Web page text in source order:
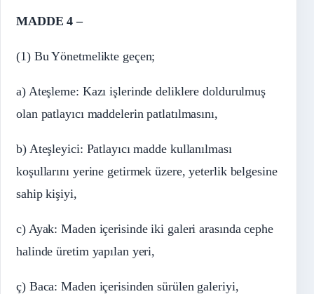
MADDE 4 –
(1) Bu Yönetmelikte geçen;
a) Ateşleme: Kazı işlerinde deliklere doldurulmuş
olan patlayıcı maddelerin patlatılmasını,
b) Ateşleyici: Patlayıcı madde kullanılması
koşullarını yerine getirmek üzere, yeterlik belgesine
sahip kişiyi,
c) Ayak: Maden içerisinde iki galeri arasında cephe
halinde üretim yapılan yeri,
ç) Baca: Maden içerisinden sürülen galeriyi,